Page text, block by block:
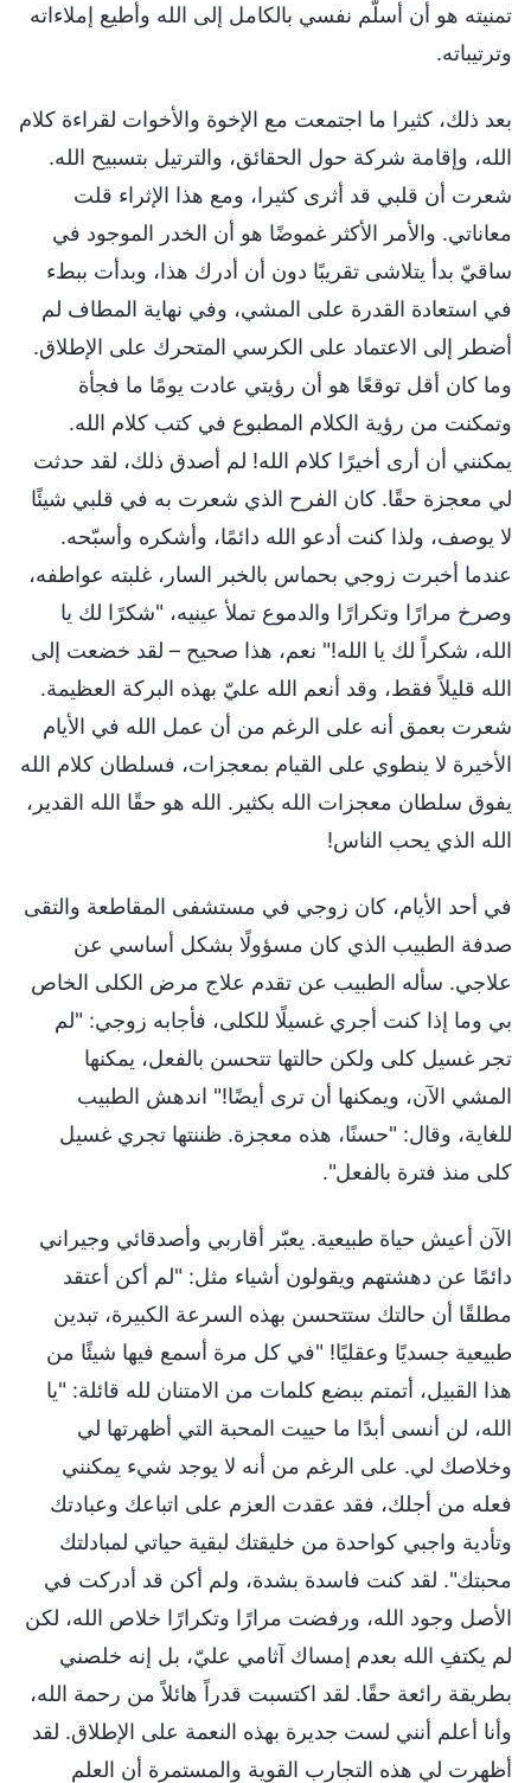
تمنيته هو أن أسلّم نفسي بالكامل إلى الله وأطيع إملاءاته
وترتيباته.
بعد ذلك، كثيرا ما اجتمعت مع الإخوة والأخوات لقراءة كلام
الله، وإقامة شركة حول الحقائق، والترتيل بتسبيح الله.
شعرت أن قلبي قد أثرى كثيرا، ومع هذا الإثراء قلت
معاناتي. والأمر الأكثر غموضًا هو أن الخدر الموجود في
ساقيّ بدأ يتلاشى تقريبًا دون أن أدرك هذا، وبدأت ببطء
في استعادة القدرة على المشي، وفي نهاية المطاف لم
أضطر إلى الاعتماد على الكرسي المتحرك على الإطلاق.
وما كان أقل توقعًا هو أن رؤيتي عادت يومًا ما فجأة
وتمكنت من رؤية الكلام المطبوع في كتب كلام الله.
يمكنني أن أرى أخيرًا كلام الله! لم أصدق ذلك، لقد حدثت
لي معجزة حقًا. كان الفرح الذي شعرت به في قلبي شيئًا
لا يوصف، ولذا كنت أدعو الله دائمًا، وأشكره وأسبّحه.
عندما أخبرت زوجي بحماس بالخبر السار، غلبته عواطفه،
وصرخ مرارًا وتكرارًا والدموع تملأ عينيه، "شكرًا لك يا
الله، شكراً لك يا الله!" نعم، هذا صحيح – لقد خضعت إلى
الله قليلاً فقط، وقد أنعم الله عليّ بهذه البركة العظيمة.
شعرت بعمق أنه على الرغم من أن عمل الله في الأيام
الأخيرة لا ينطوي على القيام بمعجزات، فسلطان كلام الله
يفوق سلطان معجزات الله بكثير. الله هو حقًا الله القدير،
الله الذي يحب الناس!
في أحد الأيام، كان زوجي في مستشفى المقاطعة والتقى
صدفة الطبيب الذي كان مسؤولًا بشكل أساسي عن
علاجي. سأله الطبيب عن تقدم علاج مرض الكلى الخاص
بي وما إذا كنت أجري غسيلًا للكلى، فأجابه زوجي: "لم
تجر غسيل كلى ولكن حالتها تتحسن بالفعل، يمكنها
المشي الآن، ويمكنها أن ترى أيضًا!" اندهش الطبيب
للغاية، وقال: "حسنًا، هذه معجزة. ظننتها تجري غسيل
كلى منذ فترة بالفعل".
الآن أعيش حياة طبيعية. يعبّر أقاربي وأصدقائي وجيراني
دائمًا عن دهشتهم ويقولون أشياء مثل: "لم أكن أعتقد
مطلقًا أن حالتك ستتحسن بهذه السرعة الكبيرة، تبدين
طبيعية جسديًا وعقليًا! "في كل مرة أسمع فيها شيئًا من
هذا القبيل، أتمتم ببضع كلمات من الامتنان لله قائلة: "يا
الله، لن أنسى أبدًا ما حييت المحبة التي أظهرتها لي
وخلاصك لي. على الرغم من أنه لا يوجد شيء يمكنني
فعله من أجلك، فقد عقدت العزم على اتباعك وعبادتك
وتأدية واجبي كواحدة من خليقتك لبقية حياتي لمبادلتك
محبتك". لقد كنت فاسدة بشدة، ولم أكن قد أدركت في
الأصل وجود الله، ورفضت مرارًا وتكرارًا خلاص الله، لكن
لم يكتفِ الله بعدم إمساك آثامي عليّ، بل إنه خلصني
بطريقة رائعة حقًا. لقد اكتسبت قدراً هائلاً من رحمة الله،
وأنا أعلم أنني لست جديرة بهذه النعمة على الإطلاق. لقد
أظهرت لي هذه التجارب القوية والمستمرة أن العلم